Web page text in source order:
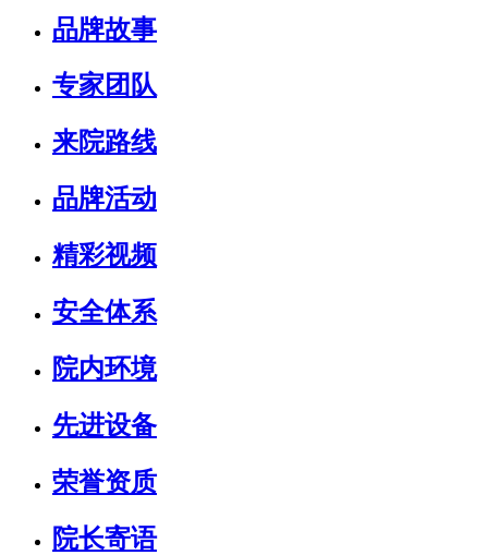
品牌故事
专家团队
来院路线
品牌活动
精彩视频
安全体系
院内环境
先进设备
荣誉资质
院长寄语